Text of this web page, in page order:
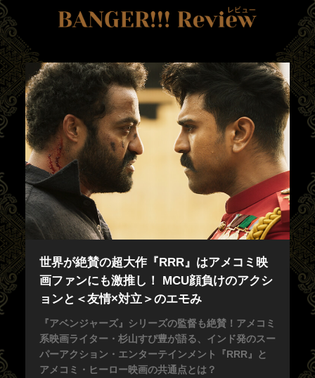
世界が絶賛の超大作『RRR』はアメコミ映
画ファンにも激推し！ MCU顔負けのアクシ
ョンと＜友情×対立＞のエモみ
『アベンジャーズ』シリーズの監督も絶賛！アメコミ
系映画ライター・杉山すぴ豊が語る、インド発のスー
パーアクション・エンターテインメント『RRR』と
アメコミ・ヒーロー映画の共通点とは？